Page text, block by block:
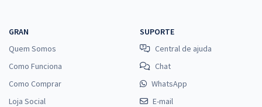
GRAN
Quem Somos
Como Funciona
Como Comprar
Loja Social
SUPORTE
Central de ajuda
Chat
WhatsApp
E-mail